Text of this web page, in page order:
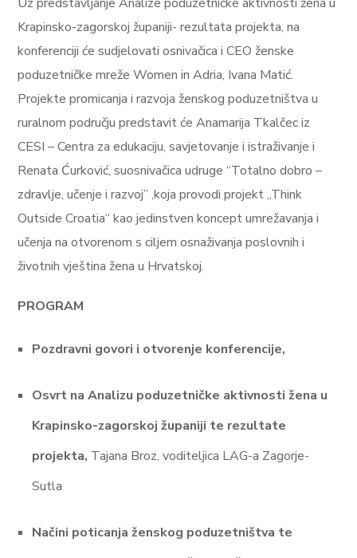
Krapinsko-zagorskoj županiji- rezultata projekta, na
konferenciji će sudjelovati osnivačica i CEO ženske
poduzetničke mreže Women in Adria, Ivana Matić.
Projekte promicanja i razvoja ženskog poduzetništva u
ruralnom području predstavit će Anamarija Tkalčec iz
CESI – Centra za edukaciju, savjetovanje i istraživanje i
Renata Ćurković, suosnivačica udruge “Totalno dobro –
zdravlje, učenje i razvoj” ,koja provodi projekt „Think
Outside Croatia“ kao jedinstven koncept umrežavanja i
učenja na otvorenom s ciljem osnaživanja poslovnih i
životnih vještina žena u Hrvatskoj.
PROGRAM
Pozdravni govori i otvorenje konferencije,
Osvrt na Analizu poduzetničke aktivnosti žena u
Krapinsko-zagorskoj županiji te rezultate
projekta, Tajana Broz, voditeljica LAG-a Zagorje-
Sutla
Načini poticanja ženskog poduzetništva te